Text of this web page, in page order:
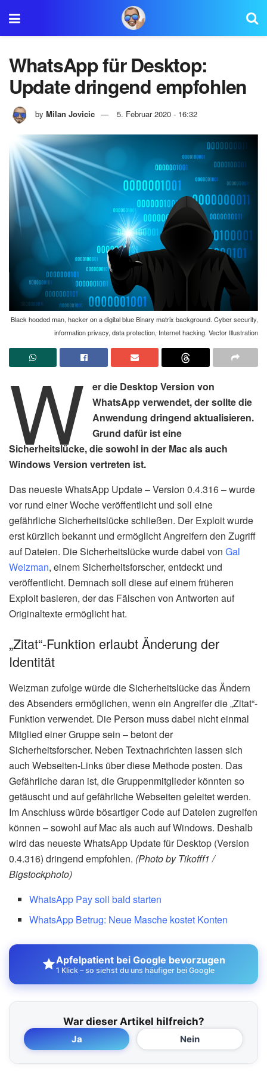
WhatsApp für Desktop:
Update dringend empfohlen
by Milan Jovicic 5. Februar 2020 - 16:32
Black hooded man, hacker on a digital blue Binary matrix background. Cyber security,
information privacy, data protection, Internet hacking. Vector Illustration
W
er die Desktop Version von
WhatsApp verwendet, der sollte die
Anwendung dringend aktualisieren.
Grund dafür ist eine
Sicherheitslücke, die sowohl in der Mac als auch
Windows Version vertreten ist.
Das neueste WhatsApp Update – Version 0.4.316 – wurde
vor rund einer Woche veröffentlicht und soll eine
gefährliche Sicherheitslücke schließen. Der Exploit wurde
erst kürzlich bekannt und ermöglicht Angreifern den Zugriff
auf Dateien. Die Sicherheitslücke wurde dabei von Gal
Weizman, einem Sicherheitsforscher, entdeckt und
veröffentlicht. Demnach soll diese auf einem früheren
Exploit basieren, der das Fälschen von Antworten auf
Originaltexte ermöglicht hat.
„Zitat“-Funktion erlaubt Änderung der
Identität
Weizman zufolge würde die Sicherheitslücke das Ändern
des Absenders ermöglichen, wenn ein Angreifer die „Zitat“-
Funktion verwendet. Die Person muss dabei nicht einmal
Mitglied einer Gruppe sein – betont der
Sicherheitsforscher. Neben Textnachrichten lassen sich
auch Webseiten-Links über diese Methode posten. Das
Gefährliche daran ist, die Gruppenmitglieder könnten so
getäuscht und auf gefährliche Webseiten geleitet werden.
Im Anschluss würde bösartiger Code auf Dateien zugreifen
können – sowohl auf Mac als auch auf Windows. Deshalb
wird das neueste WhatsApp Update für Desktop (Version
0.4.316) dringend empfohlen. (Photo by Tikofff1 /
Bigstockphoto)
WhatsApp Pay soll bald starten
WhatsApp Betrug: Neue Masche kostet Konten
Apfelpatient bei Google bevorzugen
1 Klick – so siehst du uns häufiger bei Google
War dieser Artikel hilfreich?
Ja Nein